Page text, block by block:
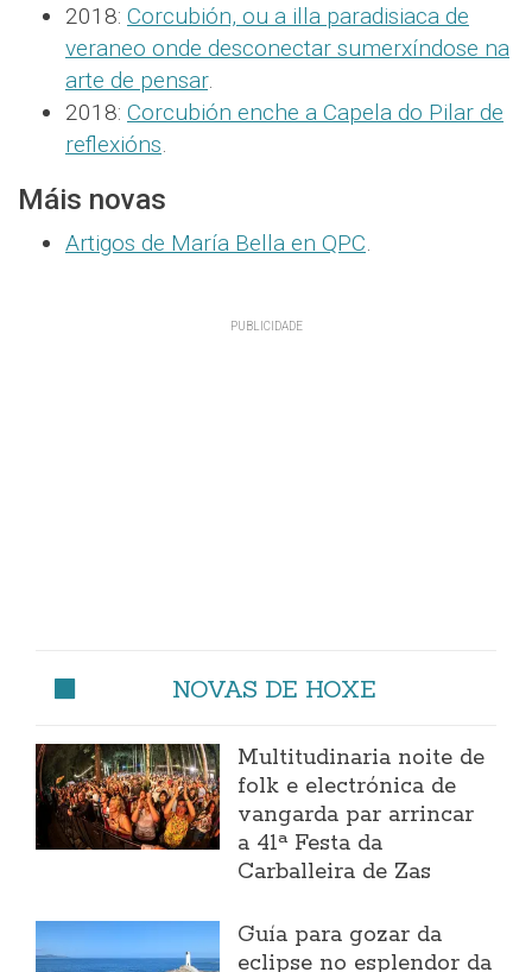
2018: Corcubión, ou a illa paradisiaca de
veraneo onde desconectar sumerxíndose na
arte de pensar.
2018: Corcubión enche a Capela do Pilar de
reflexións.
Máis novas
Artigos de María Bella en QPC.
NOVAS DE HOXE
Multitudinaria noite de
folk e electrónica de
vangarda par arrincar
a 41ª Festa da
Carballeira de Zas
Guía para gozar da
eclipse no esplendor da